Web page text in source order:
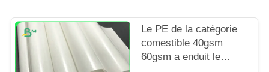
PRIVACY
POLICY
Le PE de la catégorie
comestible 40gsm
60gsm a enduit le